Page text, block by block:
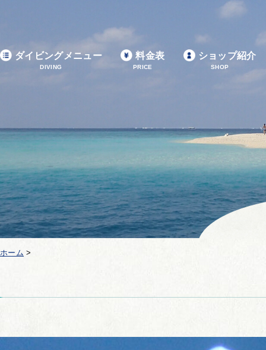
ダイビングメニュー
DIVING
料金表
PRICE
ショップ紹介
SHOP
ホーム >